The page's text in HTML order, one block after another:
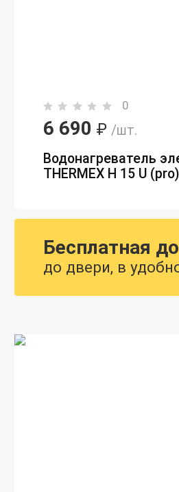
0
6 690 ₽ /шт.
Водонагреватель
THERMEX H 15 U (pro)
Бесплатная
до двери, в